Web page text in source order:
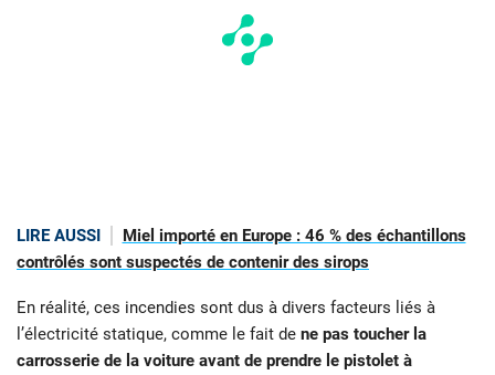
LIRE AUSSI
Miel importé en Europe : 46 % des échantillons
contrôlés sont suspectés de contenir des sirops
En réalité, ces incendies sont dus à divers facteurs liés à
l’électricité statique, comme le fait de ne pas toucher la
carrosserie de la voiture avant de prendre le pistolet à